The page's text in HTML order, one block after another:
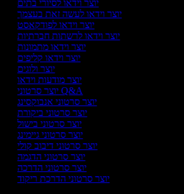
יוצר וידאו לסיורי בתים
יוצר וידאו לעשה זאת בעצמך
יוצר וידאו לפודקאסט
יוצר וידאו לרשתות חברתיות
יוצר וידאו מתמונות
יוצר וידאו קליפים
יוצר ולוגים
יוצר מודעות וידאו
יוצר סרטוני Q&A
יוצר סרטוני אנבוקסינג
יוצר סרטוני ביקורת
יוצר סרטוני בישול
יוצר סרטוני גיימינג
יוצר סרטוני דיבוב קולי
יוצר סרטוני הדגמה
יוצר סרטוני הדרכה
יוצר סרטוני הדרכת ריקוד